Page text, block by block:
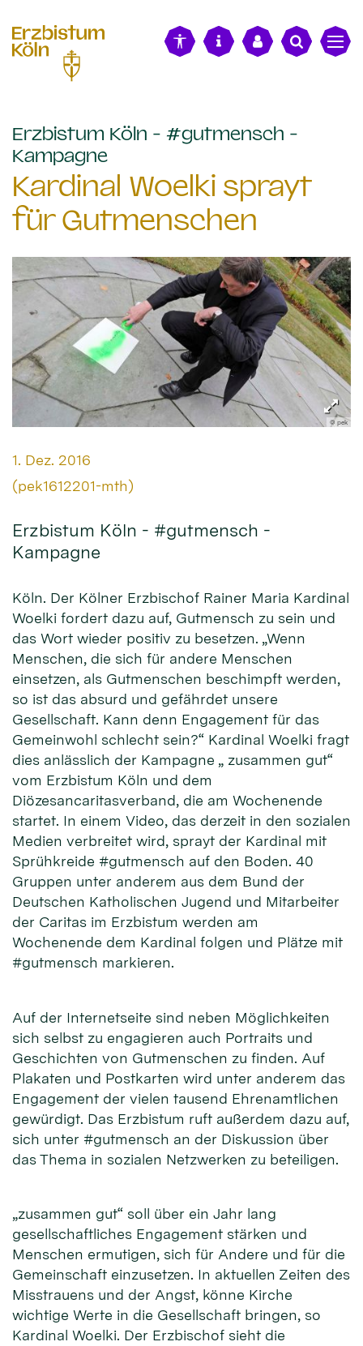
Erzbistum Köln - #gutmensch -
Kampagne:
Kardinal Woelki sprayt
für Gutmenschen
© pek
Datum:
1. Dez. 2016
Von:
(pek1612201-mth)
Erzbistum Köln - #gutmensch -
Kampagne
Köln. Der Kölner Erzbischof Rainer Maria Kardinal
Woelki fordert dazu auf, Gutmensch zu sein und
das Wort wieder positiv zu besetzen. „Wenn
Menschen, die sich für andere Menschen
einsetzen, als Gutmenschen beschimpft werden,
so ist das absurd und gefährdet unsere
Gesellschaft. Kann denn Engagement für das
Gemeinwohl schlecht sein?“ Kardinal Woelki fragt
dies anlässlich der Kampagne „ zusammen gut“
vom Erzbistum Köln und dem
Diözesancaritasverband, die am Wochenende
startet. In einem Video, das derzeit in den sozialen
Medien verbreitet wird, sprayt der Kardinal mit
Sprühkreide #gutmensch auf den Boden. 40
Gruppen unter anderem aus dem Bund der
Deutschen Katholischen Jugend und Mitarbeiter
der Caritas im Erzbistum werden am
Wochenende dem Kardinal folgen und Plätze mit
#gutmensch markieren.
Auf der Internetseite sind neben Möglichkeiten
sich selbst zu engagieren auch Portraits und
Geschichten von Gutmenschen zu finden. Auf
Plakaten und Postkarten wird unter anderem das
Engagement der vielen tausend Ehrenamtlichen
gewürdigt. Das Erzbistum ruft außerdem dazu auf,
sich unter #gutmensch an der Diskussion über
das Thema in sozialen Netzwerken zu beteiligen.
„zusammen gut“ soll über ein Jahr lang
gesellschaftliches Engagement stärken und
Menschen ermutigen, sich für Andere und für die
Gemeinschaft einzusetzen. In aktuellen Zeiten des
Misstrauens und der Angst, könne Kirche
wichtige Werte in die Gesellschaft bringen, so
Kardinal Woelki. Der Erzbischof sieht die